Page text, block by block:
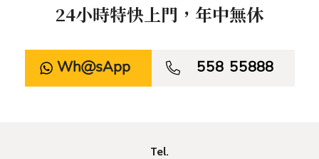
24小時特快上門，年中無休
WhatsApp  558 55888
Tel.